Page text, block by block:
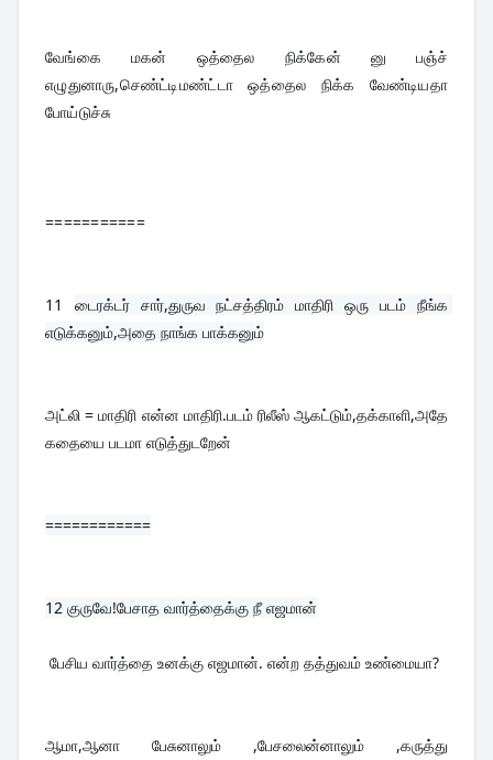
வேங்கை மகன் ஒத்தைல நிக்கேன் னு பஞ்ச்
எழுதுனாரு,செண்ட்டிமண்ட்டா ஒத்தைல நிக்க வேண்டியதா
போய்டுச்சு
===========
11 டைரக்டர் சார்,துருவ நட்சத்திரம் மாதிரி ஒரு படம் நீங்க
எடுக்கனும்,அதை நாங்க பாக்கனும்
அட்லி = மாதிரி என்ன மாதிரி.படம் ரிலீஸ் ஆகட்டும்,தக்காளி,அதே
கதையை படமா எடுத்துடறேன்
============
12 குருவே!பேசாத வார்த்தைக்கு நீ எஜமான்
பேசிய வார்த்தை உனக்கு எஜமான். என்ற தத்துவம் உண்மையா?
ஆமா,ஆனா பேசுனாலும் ,பேசலைன்னாலும் ,கருத்து